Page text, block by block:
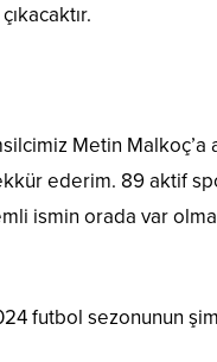
Metin Malkoç’a
ederim. 89 aktif
ismin orada var
futbol sezonunun